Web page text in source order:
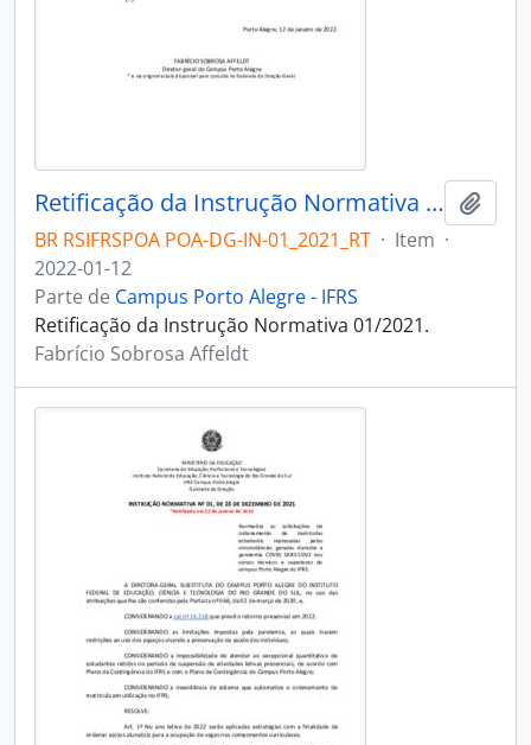
Retificação da Instrução Normativa 01/2021
BR RSIFRSPOA POA-DG-IN-01_2021_RT · Item ·
2022-01-12
Parte de Campus Porto Alegre - IFRS
Retificação da Instrução Normativa 01/2021.
Fabrício Sobrosa Affeldt